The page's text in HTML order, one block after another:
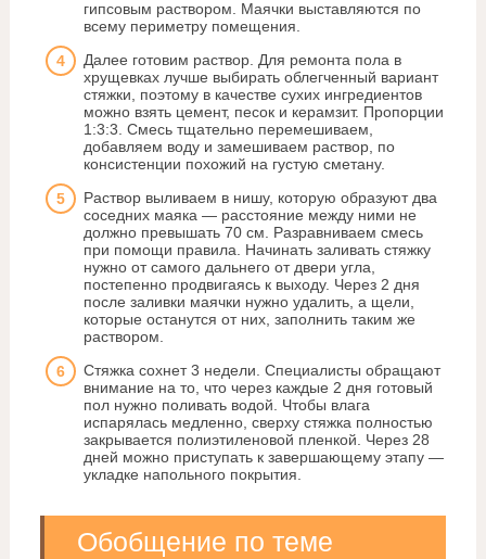
гипсовым раствором. Маячки выставляются по
всему периметру помещения.
Далее готовим раствор. Для ремонта пола в
хрущевках лучше выбирать облегченный вариант
стяжки, поэтому в качестве сухих ингредиентов
можно взять цемент, песок и керамзит. Пропорции
1:3:3. Смесь тщательно перемешиваем,
добавляем воду и замешиваем раствор, по
консистенции похожий на густую сметану.
Раствор выливаем в нишу, которую образуют два
соседних маяка — расстояние между ними не
должно превышать 70 см. Разравниваем смесь
при помощи правила. Начинать заливать стяжку
нужно от самого дальнего от двери угла,
постепенно продвигаясь к выходу. Через 2 дня
после заливки маячки нужно удалить, а щели,
которые останутся от них, заполнить таким же
раствором.
Стяжка сохнет 3 недели. Специалисты обращают
внимание на то, что через каждые 2 дня готовый
пол нужно поливать водой. Чтобы влага
испарялась медленно, сверху стяжка полностью
закрывается полиэтиленовой пленкой. Через 28
дней можно приступать к завершающему этапу —
укладке напольного покрытия.
Обобщение по теме